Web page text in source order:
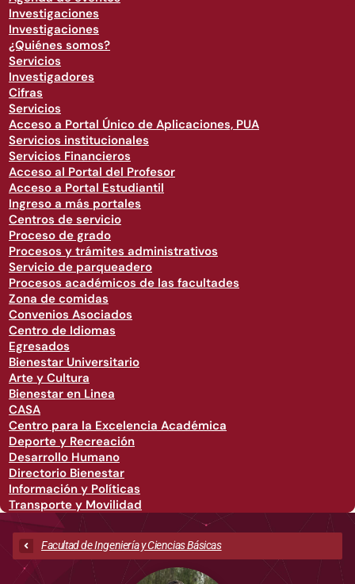
Investigaciones
Investigaciones
¿Quiénes somos?
Servicios
Investigadores
Cifras
Servicios
Acceso a Portal Único de Aplicaciones, PUA
Servicios institucionales
Servicios Financieros
Acceso al Portal del Profesor
Acceso a Portal Estudiantil
Ingreso a más portales
Centros de servicio
Proceso de grado
Procesos y trámites administrativos
Servicio de parqueadero
Procesos académicos de las facultades
Zona de comidas
Convenios Asociados
Centro de Idiomas
Egresados
Bienestar Universitario
Arte y Cultura
Bienestar en Linea
CASA
Centro para la Excelencia Académica
Deporte y Recreación
Desarrollo Humano
Directorio Bienestar
Información y Políticas
Transporte y Movilidad
Facultad de Ingeniería y Ciencias Básicas